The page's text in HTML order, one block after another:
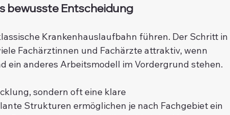
bewusste Entscheidung
Krankenhauslaufbahn führen. Der Schritt in
Fachärztinnen und Fachärzte attraktiv, wenn
ein anderes Arbeitsmodell im Vordergrund stehen.
sondern oft eine klare
Strukturen ermöglichen je nach Fachgebiet ein